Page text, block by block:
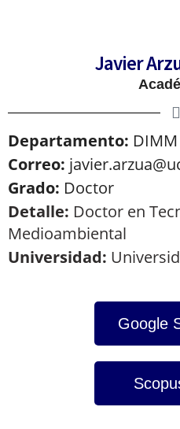
Javier
Departamento: DIMM
Correo:
Grado: Doctor
Detalle: Doctor en
Medioambiental
Universidad:
Google